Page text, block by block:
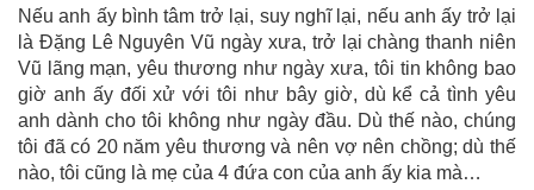
Nếu anh ấy bình tâm trở lại, suy nghĩ lại, nếu anh ấy trở lại
là Đặng Lê Nguyên Vũ ngày xưa, trở lại chàng thanh niên
Vũ lãng mạn, yêu thương như ngày xưa, tôi tin không bao
giờ anh ấy đối xử với tôi như bây giờ, dù kể cả tình yêu
anh dành cho tôi không như ngày đầu. Dù thế nào, chúng
tôi đã có 20 năm yêu thương và nên vợ nên chồng; dù thế
nào, tôi cũng là mẹ của 4 đứa con của anh ấy kia mà…